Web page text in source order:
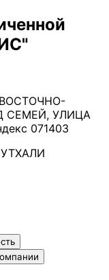
СЕМЕЙ, УЛИЦА
071403